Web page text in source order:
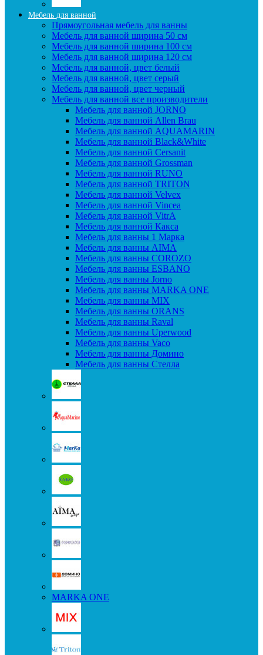
Мебель для ванной
Прямоугольная мебель для ванны
Мебель для ванной ширина 50 см
Мебель для ванной ширина 100 см
Мебель для ванной ширина 120 см
Мебель для ванной, цвет белый
Мебель для ванной, цвет серый
Мебель для ванной, цвет черный
Мебель для ванной все производители
Мебель для ванной JORNO
Мебель для ванной Allen Brau
Мебель для ванной AQUAMARIN
Мебель для ванной Black&White
Мебель для ванной Cersanit
Мебель для ванной Grossman
Мебель для ванной RUNO
Мебель для ванной TRITON
Мебель для ванной Velvex
Мебель для ванной Vincea
Мебель для ванной VitrA
Мебель для ванной Какса
Мебель для ванны 1 Марка
Мебель для ванны AIMA
Мебель для ванны COROZO
Мебель для ванны ESBANO
Мебель для ванны Jorno
Мебель для ванны MARKA ONE
Мебель для ванны MIX
Мебель для ванны ORANS
Мебель для ванны Raval
Мебель для ванны Uperwood
Мебель для ванны Vaco
Мебель для ванны Домино
Мебель для ванны Стелла
MARKA ONE